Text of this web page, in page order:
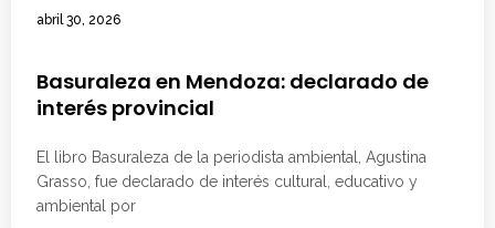
abril 30, 2026
Basuraleza en Mendoza: declarado de
interés provincial
El libro Basuraleza de la periodista ambiental, Agustina
Grasso, fue declarado de interés cultural, educativo y
ambiental por